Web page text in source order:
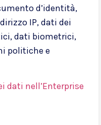
d’identità,
IP, dati dei
dati biometrici,
politiche e
dati nell’Enterprise